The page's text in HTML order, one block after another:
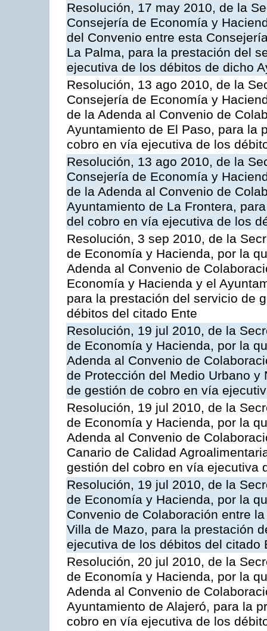
Resolución, 17 may 2010, de la
Consejería de Economía y
del Convenio entre esta
La Palma, para la prestación del
ejecutiva de los débitos de dicho
Resolución, 13 ago 2010, de la
Consejería de Economía y
de la Adenda al Convenio de
Ayuntamiento de El Paso, para la
cobro en vía ejecutiva de los
Resolución, 13 ago 2010, de la
Consejería de Economía y
de la Adenda al Convenio de
Ayuntamiento de La Frontera,
del cobro en vía ejecutiva de los
Resolución, 3 sep 2010, de la
de Economía y Hacienda, por la
Adenda al Convenio de
Economía y Hacienda y el
para la prestación del servicio de
débitos del citado Ente
Resolución, 19 jul 2010, de la
de Economía y Hacienda, por la
Adenda al Convenio de
de Protección del Medio Urbano
de gestión de cobro en vía
Resolución, 19 jul 2010, de la
de Economía y Hacienda, por la
Adenda al Convenio de
Canario de Calidad
gestión del cobro en vía ejecutiva
Resolución, 19 jul 2010, de la
de Economía y Hacienda, por la
Convenio de Colaboración entre
Villa de Mazo, para la prestación
ejecutiva de los débitos del citado
Resolución, 20 jul 2010, de la
de Economía y Hacienda, por la
Adenda al Convenio de
Ayuntamiento de Alajeró, para la
cobro en vía ejecutiva de los